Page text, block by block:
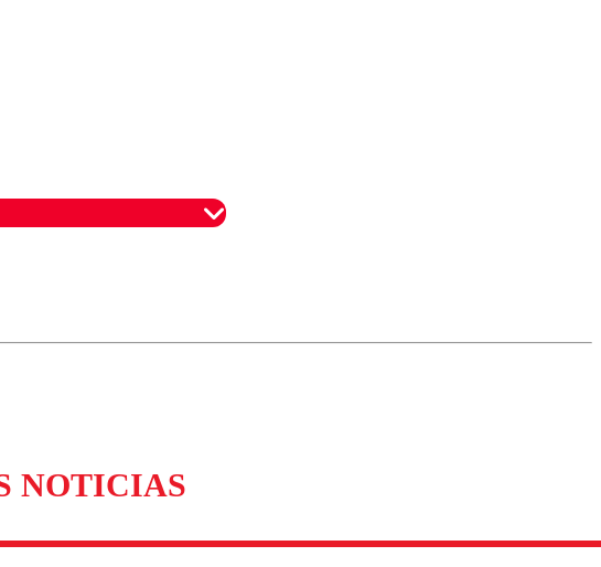
NOTICIAS